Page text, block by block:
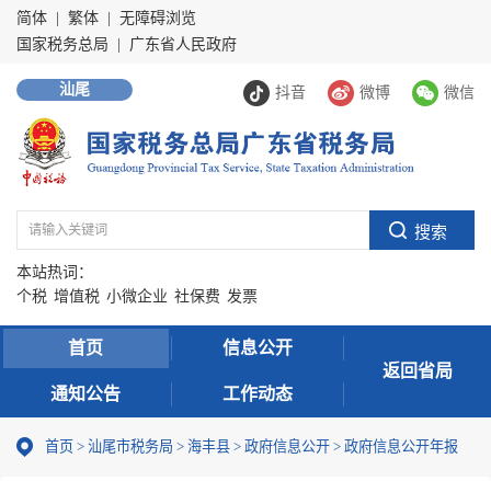
简体 繁体
无障碍浏览
国家税务总局
广东省人民政府
抖音 微博 微信
汕尾
本站热词：
个税 增值税 小微企业 社保费 发票
首页 信息公开
通知公告 工作动态
返回省局
首页 > 汕尾市税务局 > 海丰县 > 政府信息公开 > 政府信息公开年报